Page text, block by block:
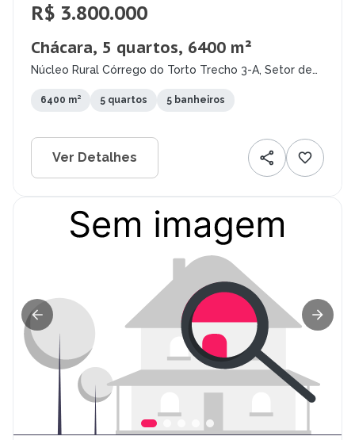
R$ 3.800.000
Chácara, 5 quartos, 6400 m²
Núcleo Rural Córrego do Torto Trecho 3-A, Setor de
6400 m² 5 quartos 5 banheiros
Ver Detalhes